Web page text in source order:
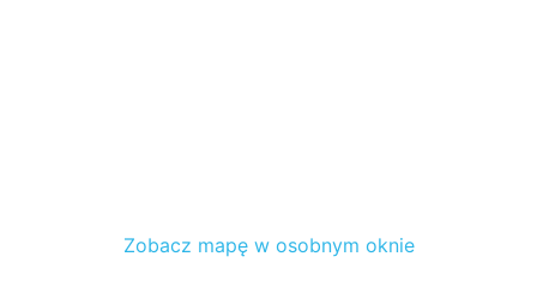
Zobacz mapę w osobnym oknie